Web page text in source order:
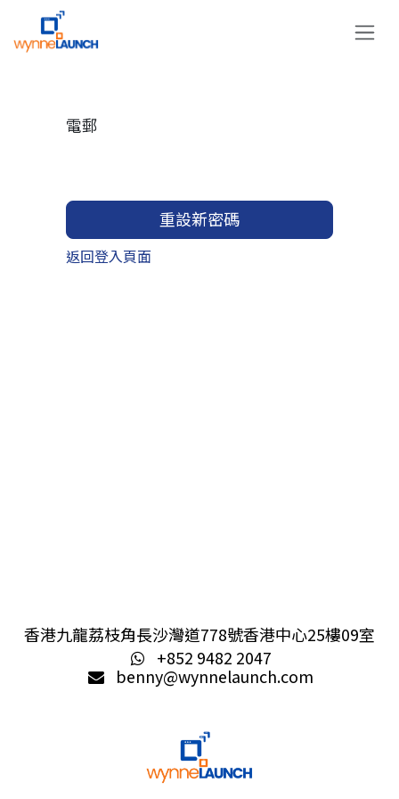
跳至內容
電郵
重設新密碼
返回登入頁面
香港九龍荔枝角長沙灣道778號香港中心25樓09室
+852 9482 2047
benny@wynnelaunch.com